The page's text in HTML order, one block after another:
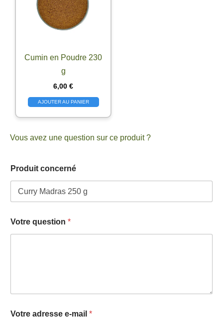
Cumin en Poudre 230
g
6,00 €
AJOUTER AU PANIER
Vous avez une question sur ce produit ?
Produit concerné
Votre question *
o
Votre adresse e-mail *